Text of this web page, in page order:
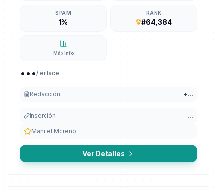
SPAM
1%
RANK
#64,384
Más info
.../ enlace
Redacción +...
Inserción ...
Manuel Moreno
Ver Detalles